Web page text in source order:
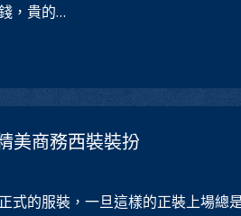
，貴的…
美商務西裝裝扮
式的服裝，一旦這樣的正裝上場總